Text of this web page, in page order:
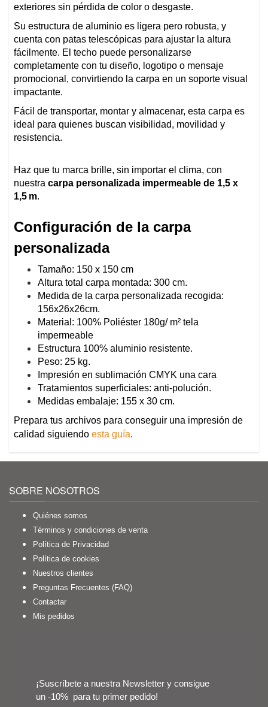
exteriores sin pérdida de color o desgaste.
Su estructura de aluminio es ligera pero robusta, y
cuenta con patas telescópicas para ajustar la altura
fácilmente. El techo puede personalizarse
completamente con tu diseño, logotipo o mensaje
promocional, convirtiendo la carpa en un soporte visual
impactante.
Fácil de transportar, montar y almacenar, esta carpa es
ideal para quienes buscan visibilidad, movilidad y
resistencia.
Haz que tu marca brille, sin importar el clima, con
nuestra carpa personalizada impermeable de 1,5 x
1,5 m.
Configuración de la carpa
personalizada
Tamaño: 150 x 150 cm
Altura total carpa montada: 300 cm.
Medida de la carpa personalizada recogida:
156x26x26cm.
Material: 100% Poliéster 180g/ m² tela
impermeable
Estructura 100% aluminio resistente.
Peso: 25 kg.
Impresión en sublimación CMYK una cara
Tratamientos superficiales: anti-polución.
Medidas embalaje: 155 x 30 cm.
Prepara tus archivos para conseguir una impresión de
calidad siguiendo esta guía.
SOBRE NOSOTROS
Quiénes somos
Términos y condiciones de venta
Política de Privacidad
Política de cookies
Nuestros clientes
Preguntas Frecuentes (FAQ)
Contactar
Mis pedidos